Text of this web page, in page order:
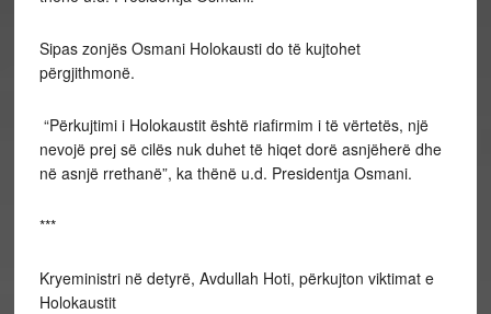
Sipas zonjës Osmani Holokausti do të kujtohet
përgjithmonë.
“Përkujtimi i Holokaustit është riafirmim i të vërtetës, një
nevojë prej së cilës nuk duhet të hiqet dorë asnjëherë dhe
në asnjë rrethanë”, ka thënë u.d. Presidentja Osmani.
***
Kryeministri në detyrë, Avdullah Hoti, përkujton viktimat e
Holokaustit